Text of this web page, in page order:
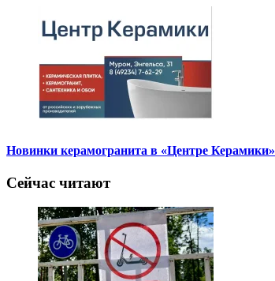
Новинки керамогранита в «Центре Керамики»
Сейчас читают